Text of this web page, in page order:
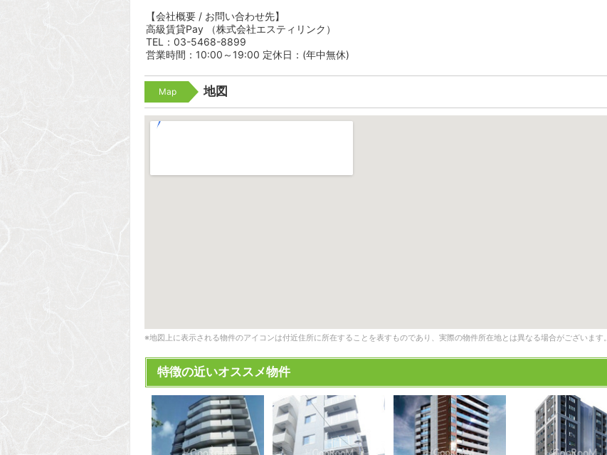
【会社概要 / お問い合わせ先】
高級賃貸Pay （株式会社エスティリンク）
TEL：03-5468-8899
営業時間：10:00～19:00 定休日：(年中無休)
Map 地図
※地図上に表示される物件のアイコンは付近住所に所在することを表すものであり、実際の物件所在地とは異なる場合がございます。
特徴の近いオススメ物件